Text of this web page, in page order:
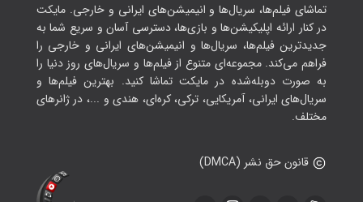
تماشای فیلم‌ها، سریال‌ها و انیمیشن‌های ایرانی و خارجی. مایکت
در کنار ارائه اپلیکیشن‌ها و بازی‌ها، دسترسی آسان و سریع شما به
جدیدترین فیلم‌ها، سریال‌ها و انیمیشن‌های ایرانی و خارجی را
فراهم می‌کند. مجموعه‌ای متنوع از فیلم‌ها و سریال‌های روز دنیا را
به صورت دوبله‌شده در مایکت تماشا کنید. بهترین فیلم‌ها و
سریال‌های ایرانی، آمریکایی، ترکی، کره‌ای، هندی و ...، در ژانرهای
مختلف.
قانون حق نشر (DMCA)